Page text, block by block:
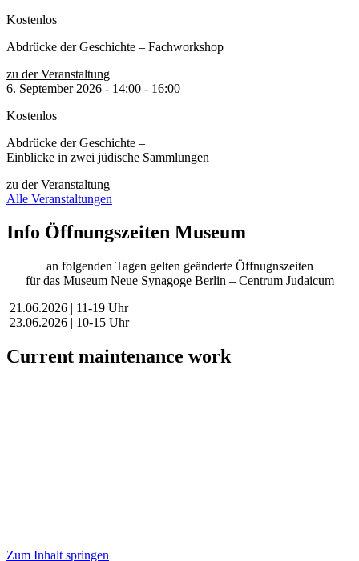
Kostenlos
Abdrücke der Geschichte – Fachworkshop
zu der Veranstaltung
6. September 2026 - 14:00 - 16:00
Kostenlos
Abdrücke der Geschichte –
Einblicke in zwei jüdische Sammlungen
zu der Veranstaltung
Alle Veranstaltungen
Info Öffnungszeiten Museum
an folgenden Tagen gelten geänderte Öffnugnszeiten
für das Museum Neue Synagoge Berlin – Centrum Judaicum
21.06.2026 | 11-19 Uhr
23.06.2026 | 10-15 Uhr
Current maintenance work
Zum Inhalt springen